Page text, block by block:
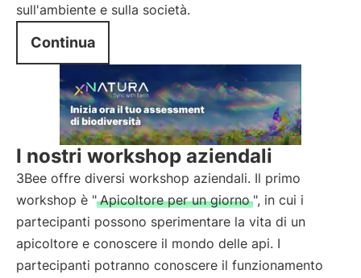
sull'ambiente e sulla società.
Continua
I nostri workshop aziendali
3Bee offre diversi workshop aziendali. Il primo
workshop è " Apicoltore per un giorno ", in cui i
partecipanti possono sperimentare la vita di un
apicoltore e conoscere il mondo delle api. I
partecipanti potranno conoscere il funzionamento